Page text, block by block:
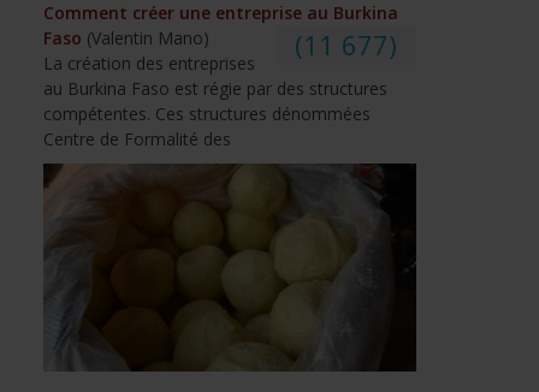
Comment créer une entreprise au Burkina
Faso (Valentin Mano) (11 677)
La création des entreprises
au Burkina Faso est régie par des structures
compétentes. Ces structures dénommées
Centre de Formalité des